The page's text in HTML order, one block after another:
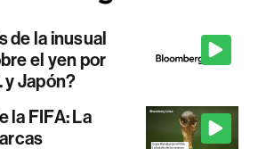
de la inusual
el yen por
y Japón?
la FIFA: La